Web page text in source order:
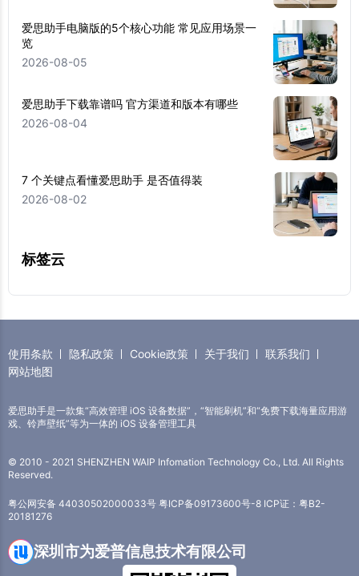
爱思助手电脑版的5个核心功能 常见应用场景一
览
2026-08-05
爱思助手下载靠谱吗 官方渠道和版本有哪些
2026-08-04
7 个关键点看懂爱思助手 是否值得装
2026-08-02
标签云
使用条款 隐私政策 Cookie政策 关于我们
联系我们
网站地图
爱思助手是一款集“高效管理 iOS 设备数据”，“智能刷机”和“免费下载海量应用游
戏、铃声壁纸”等为一体的 iOS 设备管理工具
© 2010 - 2021 SHENZHEN WAIP Infomation Technology Co., Ltd. All Rights
Reserved.
粤公网安备 44030502000033号 粤ICP备09173600号-8 ICP证：粤B2-
20181276
深圳市为爱普信息技术有限公司